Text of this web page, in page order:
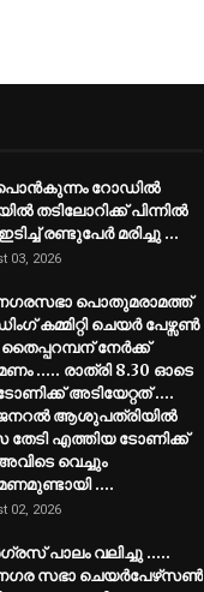
പൊൻകുന്നം റോഡിൽ
തടിലോറിക്ക് പിന്നിൽ
രണ്ടുപേർ മരിച്ചു ...
03, 2026
പൊതുമരാമത്ത്
കമ്മിറ്റി ചെയർ പേഴ്സൺ
നേർക്ക്
..... രാത്രി 8.30 ഓടെ
അടിയേറ്റത് ....
ജനറൽ ആശുപത്രിയിൽ
തേടി എത്തിയ ടോണിക്ക്
വെച്ചും
....
02, 2026
പാലം വലിച്ചു .....
സഭാ ചെയർപേഴ്‌സൺ